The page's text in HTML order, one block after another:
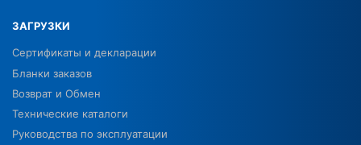
ЗАГРУЗКИ
Сертификаты и декларации
Бланки заказов
Возврат и Обмен
Технические каталоги
Руководства по эксплуатации